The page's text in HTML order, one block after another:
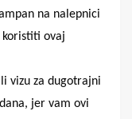
na nalepnici
koristiti ovaj
vizu za dugotrajni
jer vam ovi